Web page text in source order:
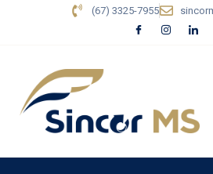
(67) 3325-7955